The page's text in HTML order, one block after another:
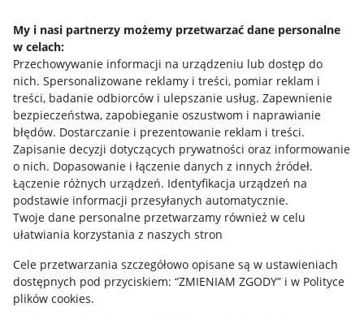
My i nasi partnerzy możemy przetwarzać dane personalne
w celach:
Przechowywanie informacji na urządzeniu lub dostęp do
nich. Spersonalizowane reklamy i treści, pomiar reklam i
treści, badanie odbiorców i ulepszanie usług. Zapewnienie
bezpieczeństwa, zapobieganie oszustwom i naprawianie
błędów. Dostarczanie i prezentowanie reklam i treści.
Zapisanie decyzji dotyczących prywatności oraz informowanie
o nich. Dopasowanie i łączenie danych z innych źródeł.
Łączenie różnych urządzeń. Identyfikacja urządzeń na
podstawie informacji przesyłanych automatycznie.
Twoje dane personalne przetwarzamy również w celu
ułatwiania korzystania z naszych stron
Cele przetwarzania szczegółowo opisane są w ustawieniach
dostępnych pod przyciskiem: “ZMIENIAM ZGODY” i w Polityce
plików cookies.
Allegro Gadane dla kupujących
Mapa miejscowości
Informacje prawne
Regulamin
Polityka plików "cookies"
Ustawienia plików "cookies"
Udostępnianie lokalizacji
Pobierz aplikację